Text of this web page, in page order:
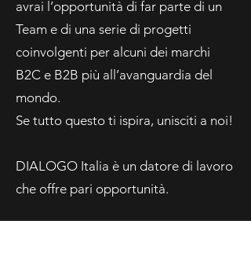
avrai l’opportunità di far parte di un
Team e di una serie di progetti
coinvolgenti per alcuni dei marchi
B2C e B2B più all’avanguardia del
mondo.
Se tutto questo ti ispira, unisciti a noi!
DIALOGO Italia è un datore di lavoro
che offre pari opportunità.